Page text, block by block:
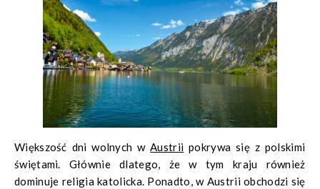
Większość dni wolnych wAustrii pokrywa się z polskimi
świętami. Głównie dlatego, że w tym kraju również
dominuje religia katolicka. Ponadto, w Austrii obchodzi się